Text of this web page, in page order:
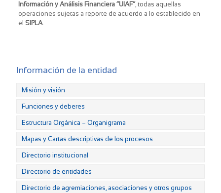
Información y Análisis Financiera “UIAF”, todas aquellas
operaciones sujetas a reporte de acuerdo a lo establecido en
el SIPLA.
Información de la entidad
Misión y visión
Funciones y deberes
Estructura Orgánica – Organigrama
Mapas y Cartas descriptivas de los procesos
Directorio institucional
Directorio de entidades
Directorio de agremiaciones, asociaciones y otros grupos